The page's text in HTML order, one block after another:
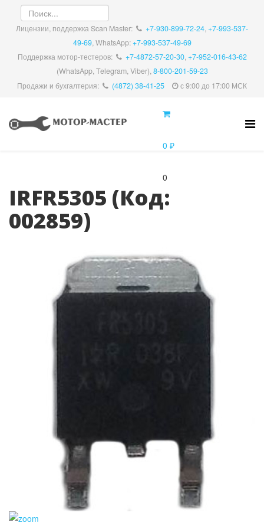
Лицензии, поддержка Scan Master: +7-930-899-72-24,+7-993-537-
49-69, WhatsApp:+7-993-537-49-69
Поддержка мотор-тестеров:
+7-4872-57-20-30,+7-952-016-43-62
(WhatsApp, Telegram, Viber),8-800-201-59-23
Продажи и бухгалтерия:
(4872) 38-41-25 с 9:00 до 17:00 МСК
0 ₽
0
IRFR5305 (Код:
002859)